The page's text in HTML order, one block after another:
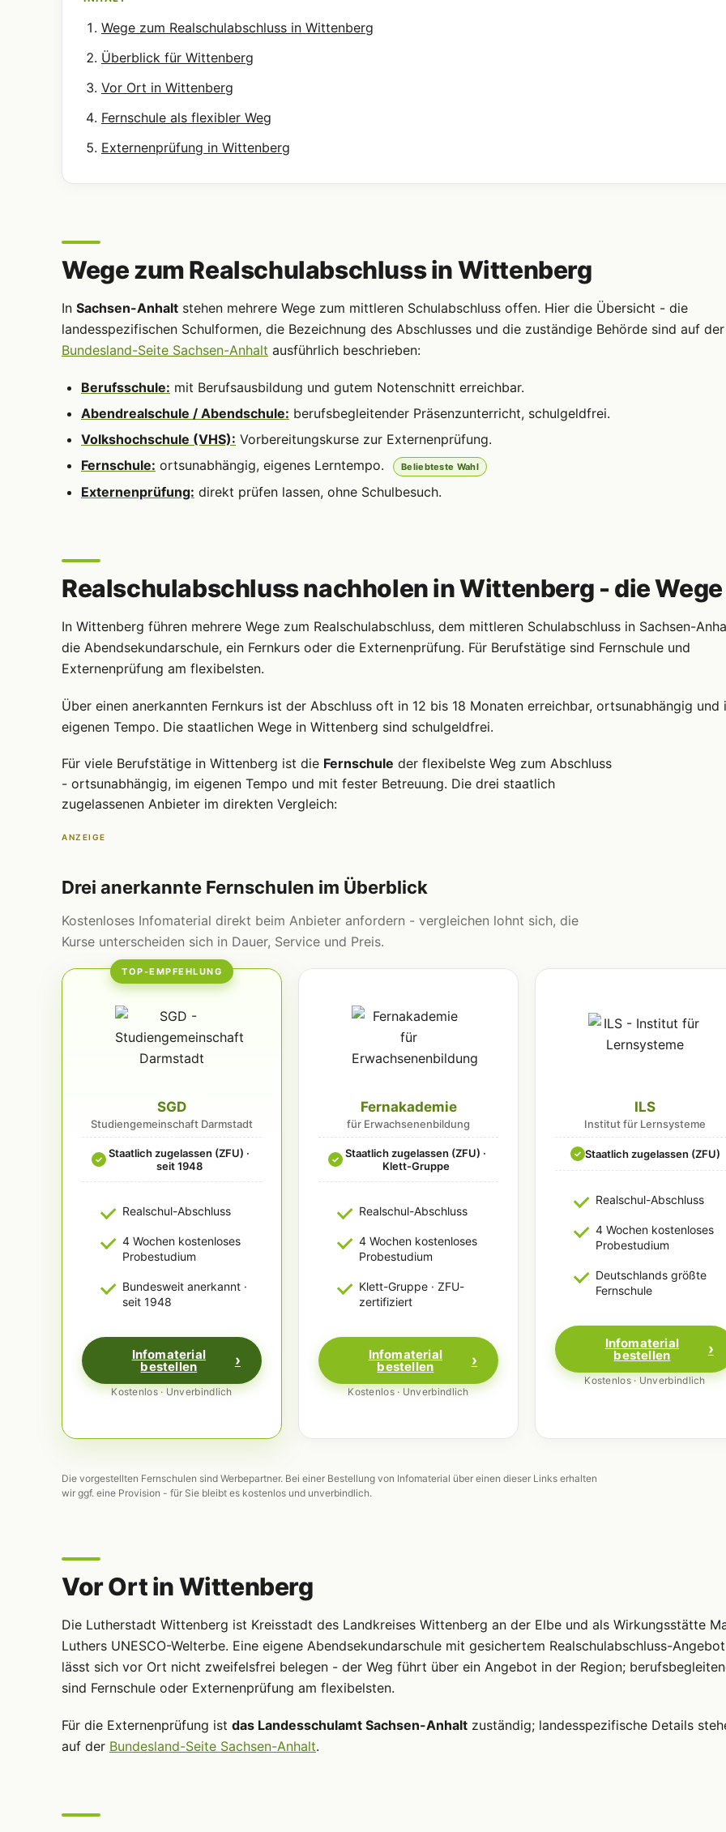
Wege zum Realschulabschluss in Wittenberg
Überblick für Wittenberg
Vor Ort in Wittenberg
Fernschule als flexibler Weg
Externenprüfung in Wittenberg
Wege zum Realschulabschluss in Wittenberg
In Sachsen-Anhalt stehen mehrere Wege zum mittleren Schulabschluss offen. Hier die Übersicht - die
landesspezifischen Schulformen, die Bezeichnung des Abschlusses und die zuständige Behörde sind auf der
Bundesland-Seite Sachsen-Anhalt ausführlich beschrieben:
Berufsschule: mit Berufsausbildung und gutem Notenschnitt erreichbar.
Abendrealschule / Abendschule: berufsbegleitender Präsenzunterricht, schulgeldfrei.
Volkshochschule (VHS): Vorbereitungskurse zur Externenprüfung.
Fernschule: ortsunabhängig, eigenes Lerntempo. Beliebteste Wahl
Externenprüfung: direkt prüfen lassen, ohne Schulbesuch.
Realschulabschluss nachholen in Wittenberg - die Wege
In Wittenberg führen mehrere Wege zum Realschulabschluss, dem mittleren Schulabschluss in Sachsen-
die Abendsekundarschule, ein Fernkurs oder die Externenprüfung. Für Berufstätige sind Fernschule und
Externenprüfung am flexibelsten.
Über einen anerkannten Fernkurs ist der Abschluss oft in 12 bis 18 Monaten erreichbar, ortsunabhängig und
eigenen Tempo. Die staatlichen Wege in Wittenberg sind schulgeldfrei.
Für viele Berufstätige in Wittenberg ist die Fernschule der flexibelste Weg zum Abschluss
- ortsunabhängig, im eigenen Tempo und mit fester Betreuung. Die drei staatlich
zugelassenen Anbieter im direkten Vergleich:
ANZEIGE
Drei anerkannte Fernschulen im Überblick
Kostenloses Infomaterial direkt beim Anbieter anfordern - vergleichen lohnt sich, die
Kurse unterscheiden sich in Dauer, Service und Preis.
TOP-EMPFEHLUNG
SGD
Studiengemeinschaft Darmstadt
✓ Staatlich zugelassen (ZFU) ·
seit 1948
Realschul-Abschluss
4 Wochen kostenloses
Probestudium
Bundesweit anerkannt ·
seit 1948
Infomaterial
bestellen
Kostenlos · Unverbindlich
Fernakademie
für Erwachsenenbildung
✓ Staatlich zugelassen (ZFU) ·
Klett-Gruppe
Realschul-Abschluss
4 Wochen kostenloses
Probestudium
Klett-Gruppe · ZFU-
zertifiziert
Infomaterial
bestellen
Kostenlos · Unverbindlich
ILS
Institut für Lernsysteme
✓ Staatlich zugelassen (ZFU)
Realschul-Abschluss
4 Wochen kostenloses
Probestudium
Deutschlands größte
Fernschule
Infomaterial
bestellen
Kostenlos · Unverbindlich
Die vorgestellten Fernschulen sind Werbepartner. Bei einer Bestellung von Infomaterial über einen dieser Links erhalten
wir ggf. eine Provision - für Sie bleibt es kostenlos und unverbindlich.
Vor Ort in Wittenberg
Die Lutherstadt Wittenberg ist Kreisstadt des Landkreises Wittenberg an der Elbe und als Wirkungsstätte
Luthers UNESCO-Welterbe. Eine eigene Abendsekundarschule mit gesichertem Realschulabschluss-Angebot
lässt sich vor Ort nicht zweifelsfrei belegen - der Weg führt über ein Angebot in der Region;
sind Fernschule oder Externenprüfung am flexibelsten.
Für die Externenprüfung ist das Landesschulamt Sachsen-Anhalt zuständig; landesspezifische Details
auf der Bundesland-Seite Sachsen-Anhalt.